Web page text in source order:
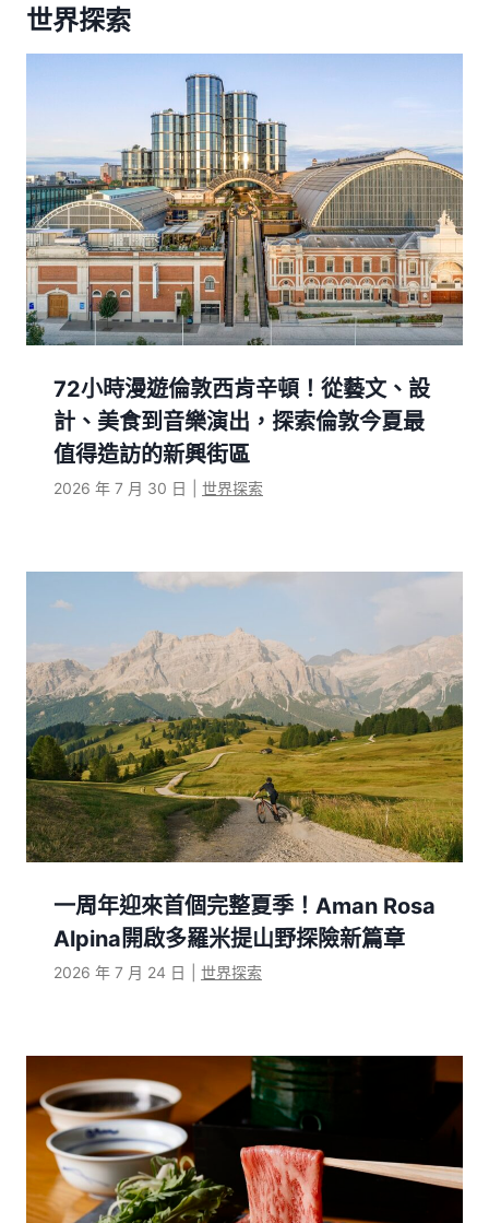
世界探索
72小時漫遊倫敦西肯辛頓！從藝文、設
計、美食到音樂演出，探索倫敦今夏最
值得造訪的新興街區
2026 年 7 月 30 日 世界探索
一周年迎來首個完整夏季！Aman Rosa
Alpina開啟多羅米提山野探險新篇章
2026 年 7 月 24 日 世界探索